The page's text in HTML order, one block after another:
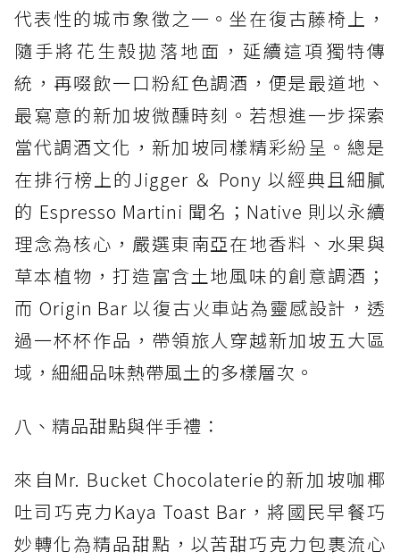
代表性的城市象徵之一。坐在復古藤椅上，
隨手將花生殼拋落地面，延續這項獨特傳
統，再啜飲一口粉紅色調酒，便是最道地、
最寫意的新加坡微醺時刻。若想進一步探索
當代調酒文化，新加坡同樣精彩紛呈。總是
在排行榜上的Jigger ＆ Pony 以經典且細膩
的 Espresso Martini 聞名；Native 則以永續
理念為核心，嚴選東南亞在地香料、水果與
草本植物，打造富含土地風味的創意調酒；
而 Origin Bar 以復古火車站為靈感設計，透
過一杯杯作品，帶領旅人穿越新加坡五大區
域，細細品味熱帶風土的多樣層次。
八、精品甜點與伴手禮：
來自Mr. Bucket Chocolaterie的新加坡咖椰
吐司巧克力Kaya Toast Bar，將國民早餐巧
妙轉化為精品甜點，以苦甜巧克力包裹流心